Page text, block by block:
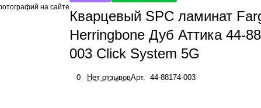
на сайте
Кварцевый SPC ламинат
Herringbone Дуб Аттика 44-
003 Click System 5G
0 Нет отзывовАрт. 44-88174-003